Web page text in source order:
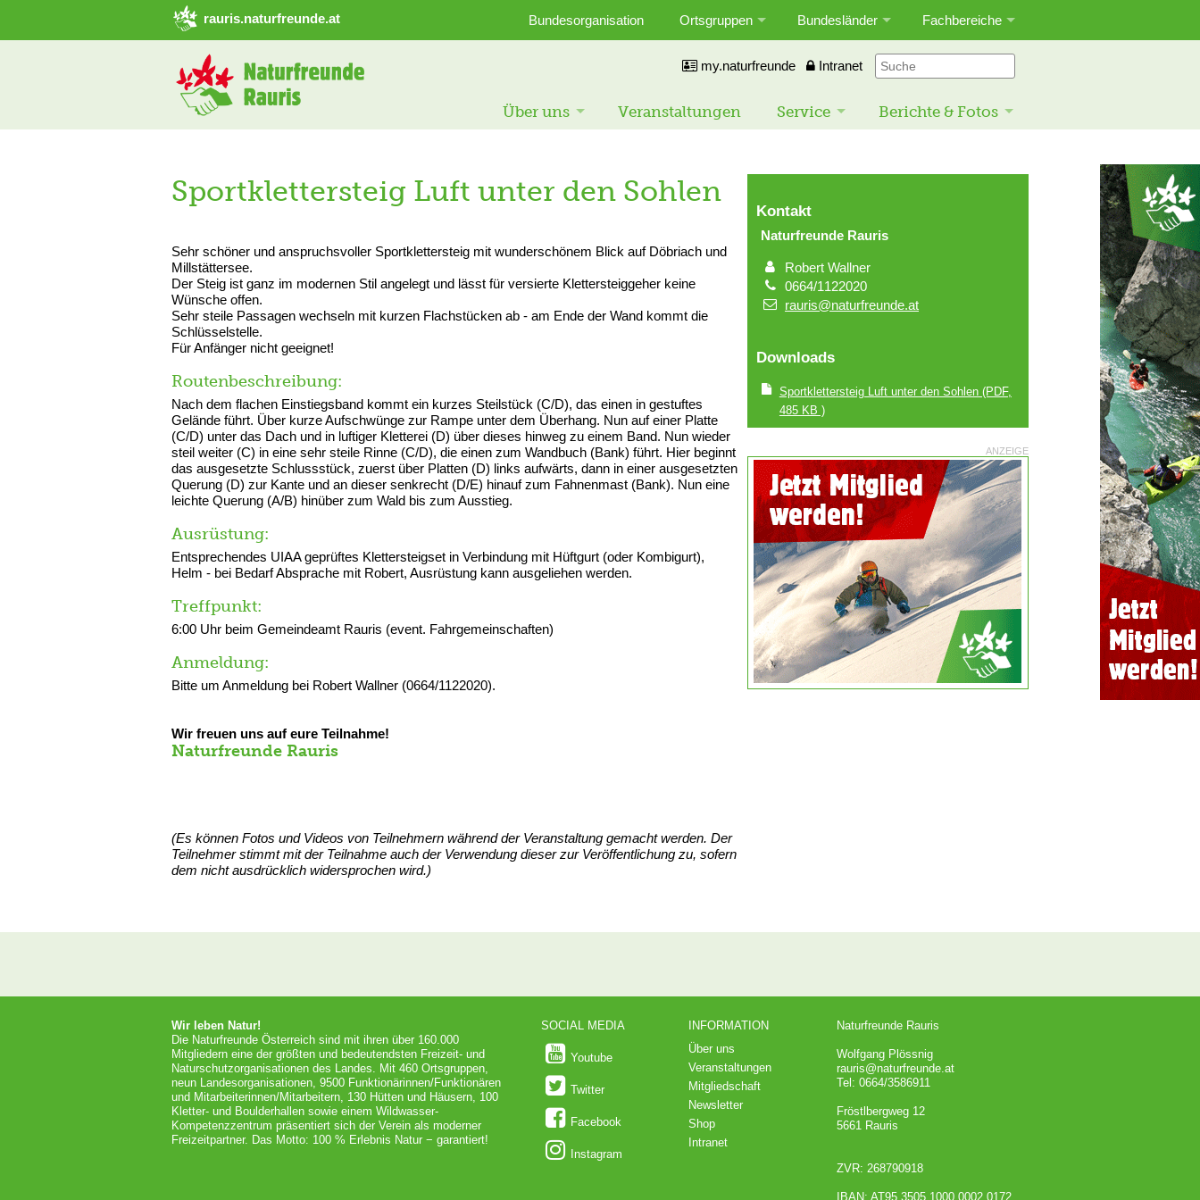
➜ Hauptregion der Seite anspringen
rauris.naturfreunde.at Bundesorganisation Ortsgruppen Bundesländer Fachbereiche
my.naturfreunde Intranet
Über uns Veranstaltungen Service Berichte & Fotos
Sportklettersteig Luft unter den Sohlen
Sehr schöner und anspruchsvoller Sportklettersteig mit wunderschönem Blick auf Döbriach und
Millstättersee.
Der Steig ist ganz im modernen Stil angelegt und lässt für versierte Klettersteiggeher keine
Wünsche offen.
Sehr steile Passagen wechseln mit kurzen Flachstücken ab - am Ende der Wand kommt die
Schlüsselstelle.
Für Anfänger nicht geeignet!
Routenbeschreibung:
Nach dem flachen Einstiegsband kommt ein kurzes Steilstück (C/D), das einen in gestuftes
Gelände führt. Über kurze Aufschwünge zur Rampe unter dem Überhang. Nun auf einer Platte
(C/D) unter das Dach und in luftiger Kletterei (D) über dieses hinweg zu einem Band. Nun wieder
steil weiter (C) in eine sehr steile Rinne (C/D), die einen zum Wandbuch (Bank) führt. Hier beginnt
das ausgesetzte Schlussstück, zuerst über Platten (D) links aufwärts, dann in einer ausgesetzten
Querung (D) zur Kante und an dieser senkrecht (D/E) hinauf zum Fahnenmast (Bank). Nun eine
leichte Querung (A/B) hinüber zum Wald bis zum Ausstieg.
Ausrüstung:
Entsprechendes UIAA geprüftes Klettersteigset in Verbindung mit Hüftgurt (oder Kombigurt),
Helm - bei Bedarf Absprache mit Robert, Ausrüstung kann ausgeliehen werden.
Treffpunkt:
6:00 Uhr beim Gemeindeamt Rauris (event. Fahrgemeinschaften)
Anmeldung:
Bitte um Anmeldung bei Robert Wallner (0664/1122020).
Wir freuen uns auf eure Teilnahme!
Naturfreunde Rauris
(Es können Fotos und Videos von Teilnehmern während der Veranstaltung gemacht werden. Der
Teilnehmer stimmt mit der Teilnahme auch der Verwendung dieser zur Veröffentlichung zu, sofern
dem nicht ausdrücklich widersprochen wird.)
Kontakt
Naturfreunde Rauris
Robert Wallner
0664/1122020
rauris@naturfreunde.at
Downloads
Sportklettersteig Luft unter den Sohlen(PDF,
485 KB )
ANZEIGE
Wir leben Natur!
Die Naturfreunde Österreich sind mit ihren über 160.000
Mitgliedern eine der größten und bedeutendsten Freizeit- und
Naturschutzorganisationen des Landes. Mit 460 Ortsgruppen,
neun Landesorganisationen, 9500 Funktionärinnen/Funktionären
und Mitarbeiterinnen/Mitarbeitern, 130 Hütten und Häusern, 100
Kletter- und Boulderhallen sowie einem Wildwasser-
Kompetenzzentrum präsentiert sich der Verein als moderner
Freizeitpartner. Das Motto: 100 % Erlebnis Natur − garantiert!
SOCIAL MEDIA
Youtube
Twitter
Facebook
Instagram
INFORMATION
Über uns
Veranstaltungen
Mitgliedschaft
Newsletter
Shop
Intranet
Naturfreunde Rauris
Wolfgang Plössnig
rauris@naturfreunde.at
Tel: 0664/3586911
Fröstlbergweg 12
5661 Rauris
ZVR: 268790918
IBAN: AT95 3505 1000 0002 0172